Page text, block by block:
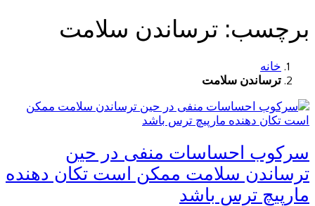
برچسب: ترساندن سلامت
خانه
ترساندن سلامت
سرکوب احساسات منفی در حین
ترساندن سلامت ممكن است تكان دهنده
مارپیچ ترس باشد